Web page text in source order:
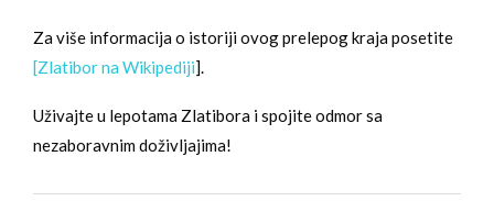
Za više informacija o istoriji ovog prelepog kraja posetite
[Zlatibor na Wikipediji].
Uživajte u lepotama Zlatibora i spojite odmor sa
nezaboravnim doživljajima!